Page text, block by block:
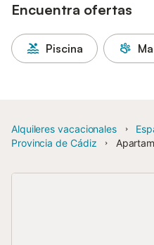
Encuentra ofertas
Piscina
Alquileres vacacionales
Provincia de Cádiz